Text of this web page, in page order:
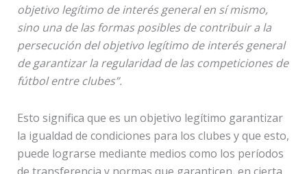
objetivo legítimo de interés general en sí mismo,
sino una de las formas posibles de contribuir a la
persecución del objetivo legítimo de interés general
de garantizar la regularidad de las competiciones de
fútbol entre clubes”.
Esto significa que es un objetivo legítimo garantizar
la igualdad de condiciones para los clubes y que esto,
puede lograrse mediante medios como los períodos